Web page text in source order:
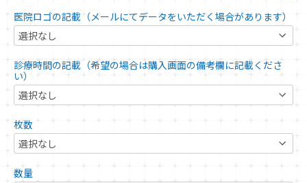
医院ロゴの記載（メールにてデータをいただく場合があります）
診療時間の記載（希望の場合は購入画面の備考欄に記載くださ
い）
枚数
数量